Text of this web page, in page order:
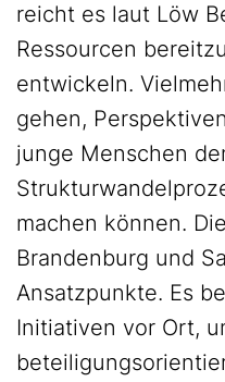
reicht es laut Löw
Ressourcen
entwickeln.
gehen,
junge Menschen
machen können.
Brandenburg und
Ansatzpunkte. Es
Initiativen vor Ort,